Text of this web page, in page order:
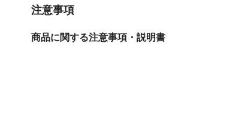
注意事項
商品に関する注意事項・説明書